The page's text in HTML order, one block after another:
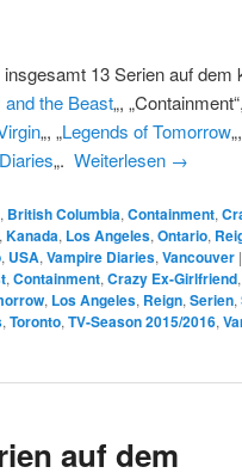
13 Serien auf dem
and the Beast„,
„, „Legends of Tomorrow
„. Weiterlesen →
, British Columbia, Containment,
, Kanada, Los Angeles, Ontario,
, USA, Vampire Diaries, Vancouver |
, Containment, Crazy Ex-Girlfriend,
, Los Angeles, Reign, Serien,
, Toronto, TV-Season 2015/2016,
auf dem